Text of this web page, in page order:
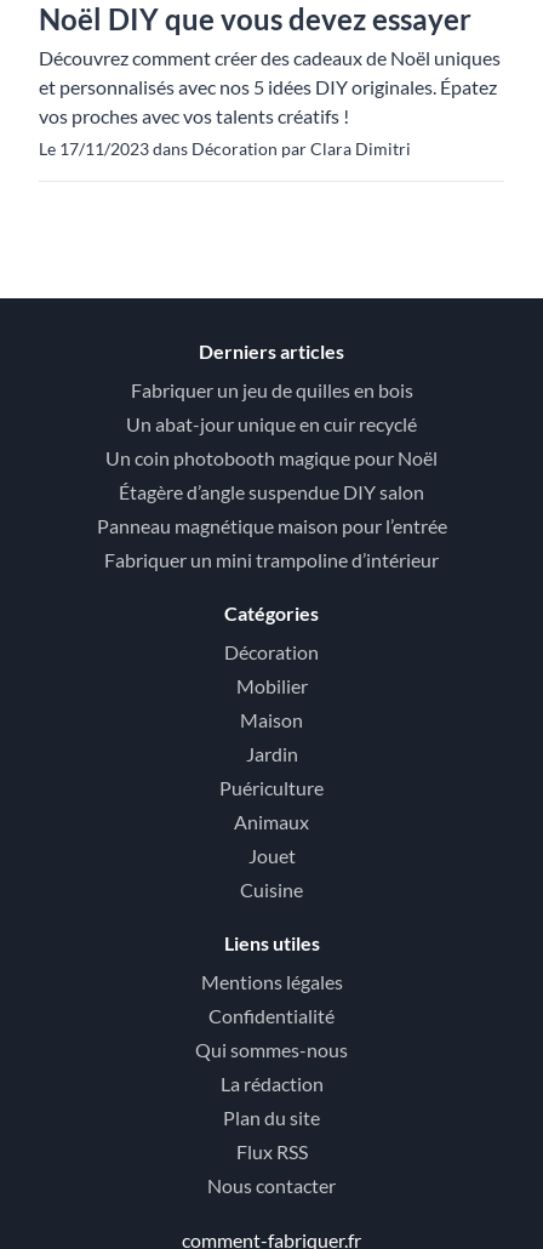
Noël DIY que vous devez essayer
Découvrez comment créer des cadeaux de Noël uniques
et personnalisés avec nos 5 idées DIY originales. Épatez
vos proches avec vos talents créatifs !
Le 17/11/2023 dans Décoration par Clara Dimitri
Derniers articles
Fabriquer un jeu de quilles en bois
Un abat-jour unique en cuir recyclé
Un coin photobooth magique pour Noël
Étagère d’angle suspendue DIY salon
Panneau magnétique maison pour l’entrée
Fabriquer un mini trampoline d’intérieur
Catégories
Décoration
Mobilier
Maison
Jardin
Puériculture
Animaux
Jouet
Cuisine
Liens utiles
Mentions légales
Confidentialité
Qui sommes-nous
La rédaction
Plan du site
Flux RSS
Nous contacter
comment-fabriquer.fr